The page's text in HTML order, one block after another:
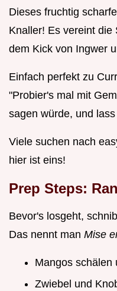
Dieses fruchtig
Knaller! Es vereint
dem Kick von Ingwer
Einfach perfekt zu
"Probier's mal mit
sagen würde, und
Viele suchen nach
hier ist eins!
Prep Steps:
Bevor's losgeht,
Das nennt man Mise
Mangos schälen
Zwiebel und